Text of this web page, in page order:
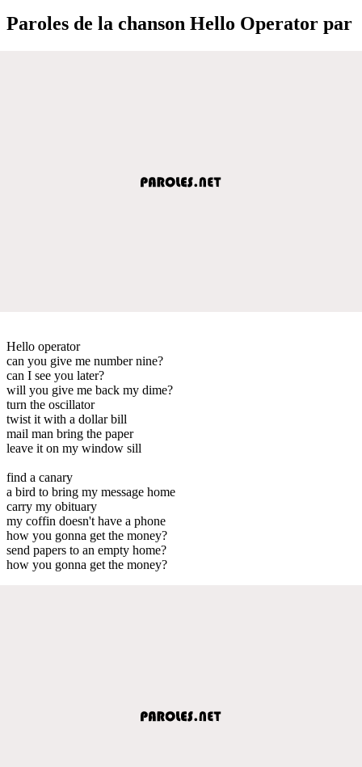
Paroles de la chanson Hello Operator par
Hello operator
can you give me number nine?
can I see you later?
will you give me back my dime?
turn the oscillator
twist it with a dollar bill
mail man bring the paper
leave it on my window sill
find a canary
a bird to bring my message home
carry my obituary
my coffin doesn't have a phone
how you gonna get the money?
send papers to an empty home?
how you gonna get the money?